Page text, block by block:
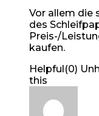
Vor allem die
des
Preis-/
kaufen.
Helpful(0)
this